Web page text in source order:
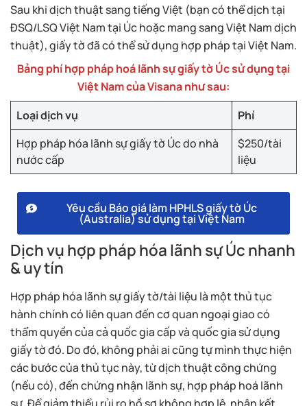
Sau khi dịch thuật sang tiếng Việt (bạn có thể dịch tại
ĐSQ/LSQ Việt Nam tại Úc hoặc mang sang Việt Nam dịch
thuật), giấy tờ đã có thể sử dụng hợp pháp tại Việt Nam.
Bảng phí hợp pháp hoá lãnh sự giấy tờ Úc sử dụng tại
Việt Nam của Visana như sau:
Loại dịch vụ
Phí
Hợp pháp hóa lãnh sự giấy tờ Úc do nhà
nước cấp
$250/tài
liệu
Yêu cầu Báo giá làm HPHLS giấy tờ Úc
(Australia) sử dụng tại Việt Nam
Dịch vụ hợp pháp hóa lãnh sự Úc nhanh
& uy tín
Hợp pháp hóa lãnh sự giấy tờ/tài liệu là một thủ tục
hành chính có liên quan đến cơ quan ngoại giao có
thẩm quyền của cả quốc gia cấp và quốc gia sử dụng
giấy tờ đó. Do đó, không phải ai cũng tự mình thực hiện
các bước của thủ tục này, từ dịch thuật công chứng
(nếu có), đến chứng nhận lãnh sự, hợp pháp hoá lãnh